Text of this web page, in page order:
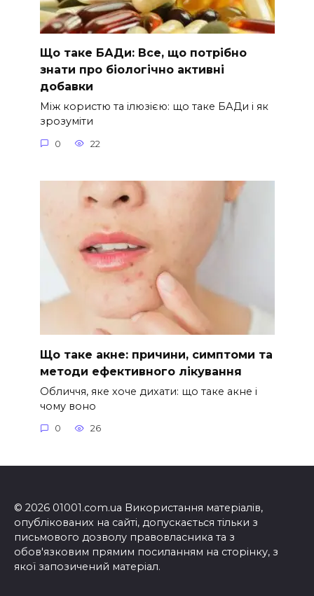
Що таке БАДи: Все, що потрібно
знати про біологічно активні
добавки
Між користю та ілюзією: що таке БАДи і як
зрозуміти
0 22
Що таке акне: причини, симптоми та
методи ефективного лікування
Обличчя, яке хоче дихати: що таке акне і
чому воно
0 26
© 2026 01001.com.ua Використання матеріалів,
опублікованих на сайті, допускається тільки з
письмового дозволу правовласника та з
обов'язковим прямим посиланням на сторінку, з
якої запозичений матеріал.